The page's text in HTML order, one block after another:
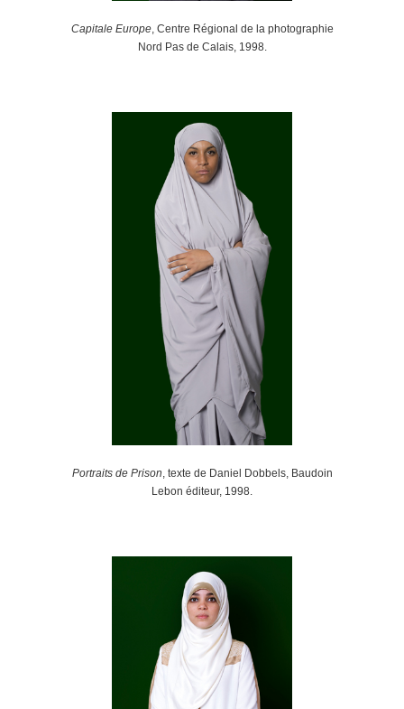
Capitale Europe, Centre Régional de la photographie
Nord Pas de Calais, 1998.
Portraits de Prison, texte de Daniel Dobbels, Baudoin
Lebon éditeur, 1998.